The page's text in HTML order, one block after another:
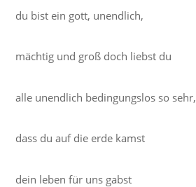
du bist ein gott, unendlich,
mächtig und groß doch liebst du
alle unendlich bedingungslos so sehr,
dass du auf die erde kamst
dein leben für uns gabst